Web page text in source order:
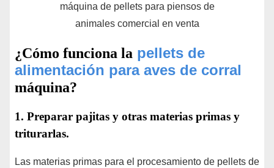
máquina de pellets para piensos de
animales comercial en venta
¿Cómo funciona la pellets de
alimentación para aves de corral
máquina?
1. Preparar pajitas y otras materias primas y
triturarlas.
Las materias primas para el procesamiento de pellets de